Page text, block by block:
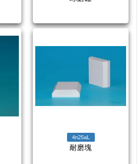
4n25aL
耐磨塊